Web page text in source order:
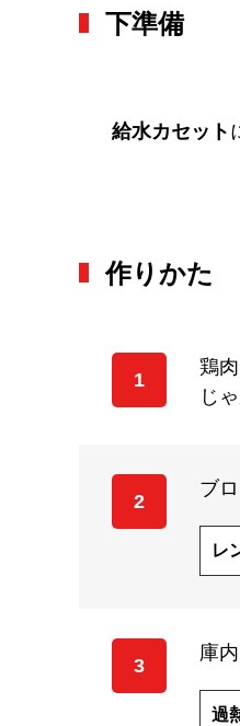
下準備
給水カセット
作りかた
1
鶏
じ
2
ブ
レ
3
庫
過